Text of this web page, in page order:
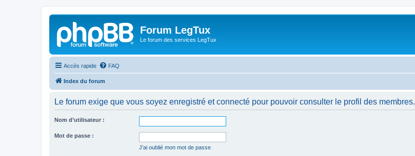
Forum LegTux
Le forum des services LegTux
Accès rapide FAQ
Index du forum
Le forum exige que vous soyez enregistré et connecté pour pouvoir consulter le profil des membres.
Nom d’utilisateur :
Mot de passe :
J’ai oublié mon mot de passe